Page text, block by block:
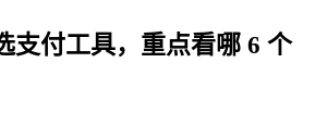
支付工具，重点看哪 6 个